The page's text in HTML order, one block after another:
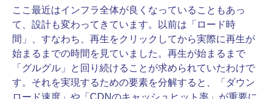
ここ最近はインフラ全体が良くなっていることもあっ
て、設計も変わってきています。以前は「ロード時
間」、すなわち、再生をクリックしてから実際に再生が
始まるまでの時間を見ていました。再生が始まるまで
「グルグル」と回り続けることが求められていたわけで
す。それを実現するための要素を分解すると、「ダウン
ロード速度」や「CDNのキャッシュヒット率」が重要に